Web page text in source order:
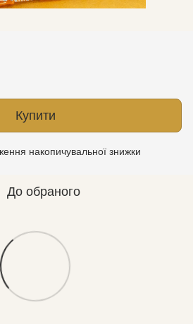
Купити
накопичувальної знижки
До обраного